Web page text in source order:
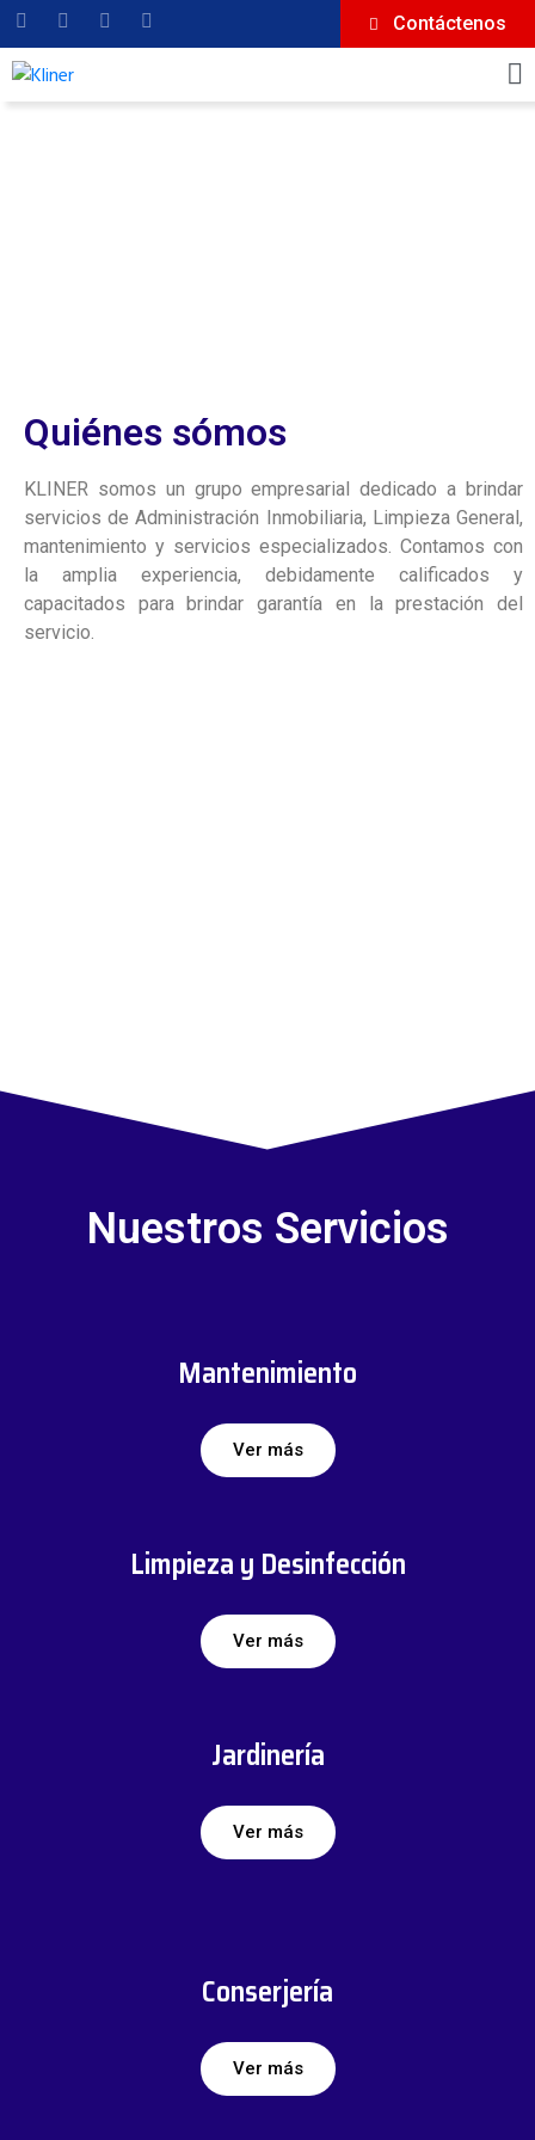
Contáctenos
Quiénes sómos
KLINER somos un grupo empresarial dedicado a brindar
servicios de Administración Inmobiliaria, Limpieza General,
mantenimiento y servicios especializados. Contamos con
la amplia experiencia, debidamente calificados y
capacitados para brindar garantía en la prestación del
servicio.
Nuestros Servicios
Mantenimiento
Ver más
Limpieza y Desinfección
Ver más
Jardinería
Ver más
Conserjería
Ver más